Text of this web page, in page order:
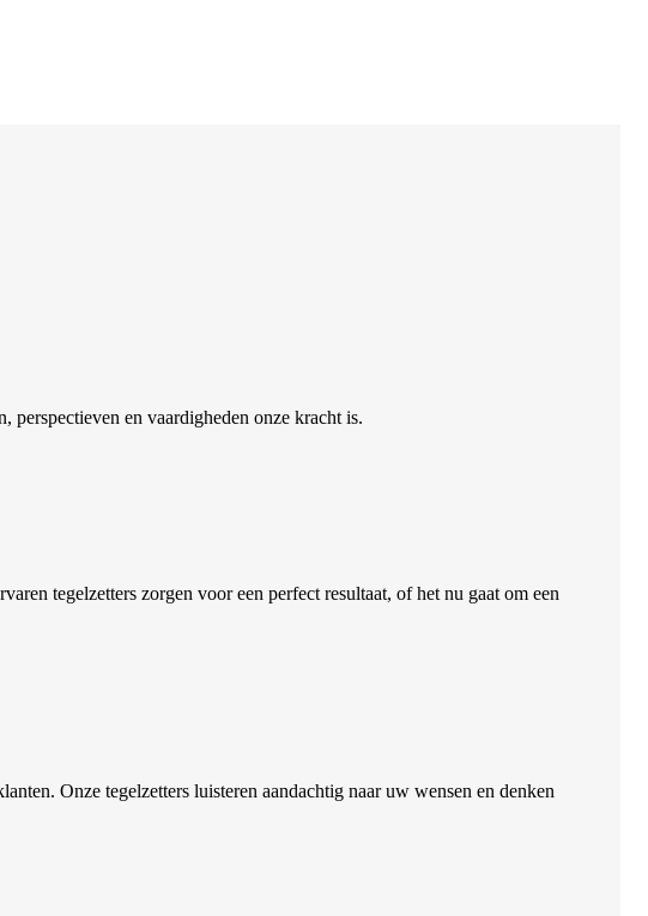
en vaardigheden onze kracht is.
tegelzetters zorgen voor een perfect resultaat, of het nu gaat om een
Onze tegelzetters luisteren aandachtig naar uw wensen en denken